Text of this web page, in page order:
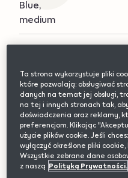
Variations
Wkłady
GLACIAL
Ta strona wykorzystuje pliki
które pozwalają: obsługiwać
danych na temat jej obsługi,
na tej i innych stronach tak,
doświadczenia oraz reklamy,
preferencjom. Klikając
użycie plików cookie. Jeśli
wyłączyć określone pliki
Wszystkie zebrane dane
z naszą Polityką Prywatności.